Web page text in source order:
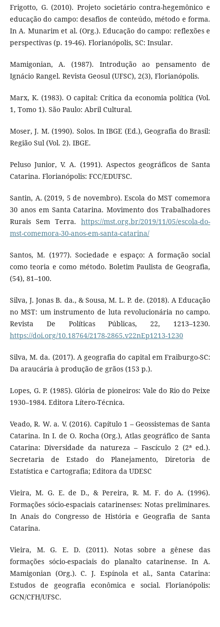
Frigotto, G. (2010). Projeto societário contra-hegemônico e
educação do campo: desafios de conteúdo, método e forma.
In A. Munarim et al. (Org.). Educação do campo: reflexões e
perspectivas (p. 19-46). Florianópolis, SC: Insular.
Mamigonian, A. (1987). Introdução ao pensamento de
Ignácio Rangel. Revista Geosul (UFSC), 2(3), Florianópolis.
Marx, K. (1983). O capital: Crítica da economia política (Vol.
1, Tomo 1). São Paulo: Abril Cultural.
Moser, J. M. (1990). Solos. In IBGE (Ed.), Geografia do Brasil:
Região Sul (Vol. 2). IBGE.
Peluso Junior, V. A. (1991). Aspectos geográficos de Santa
Catarina. Florianópolis: FCC/EDUFSC.
Santin, A. (2019, 5 de novembro). Escola do MST comemora
30 anos em Santa Catarina. Movimento dos Trabalhadores
Rurais Sem Terra.https://mst.org.br/2019/11/05/escola-do-
mst-comemora-30-anos-em-santa-catarina/
Santos, M. (1977). Sociedade e espaço: A formação social
como teoria e como método. Boletim Paulista de Geografia,
(54), 81–100.
Silva, J. Jonas B. da., & Sousa, M. L. P. de. (2018). A Educação
no MST: um instrumento de luta revolucionária no campo.
Revista De Políticas Públicas, 22, 1213–1230.
https://doi.org/10.18764/2178-2865.v22nEp1213-1230
Silva, M. da. (2017). A geografia do capital em Fraiburgo-SC:
Da araucária à produção de grãos (153 p.).
Lopes, G. P. (1985). Glória de pioneiros: Vale do Rio do Peixe
1930–1984. Editora Lítero-Técnica.
Veado, R. W. a. V. (2016). Capítulo 1 – Geossistemas de Santa
Catarina. In I. de O. Rocha (Org.), Atlas geográfico de Santa
Catarina: Diversidade da natureza – Fascículo 2 (2ª ed.).
Secretaria de Estado do Planejamento, Diretoria de
Estatística e Cartografia; Editora da UDESC
Vieira, M. G. E. de D., & Pereira, R. M. F. do A. (1996).
Formações sócio-espaciais catarinenses: Notas preliminares.
In Anais do Congresso de História e Geografia de Santa
Catarina.
Vieira, M. G. E. D. (2011). Notas sobre a gênese das
formações sócio-espaciais do planalto catarinense. In A.
Mamigonian (Org.). C. J. Espínola et al., Santa Catarina:
Estudos de geografia econômica e social. Florianópolis:
GCN/CFH/UFSC.